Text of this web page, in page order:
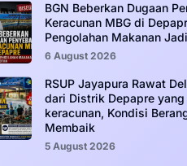
BGN Beberkan Dugaan
Keracunan MBG di
Pengolahan Makanan
6 August 2026
RSUP Jayapura Rawat
dari Distrik Depapre
keracunan, Kondisi
Membaik
5 August 2026